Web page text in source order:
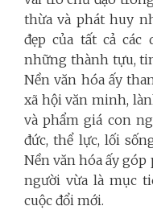
thừa và phát huy
đẹp của tất cả các
những thành tựu,
Nền văn hóa ấy
xã hội văn minh,
và phẩm giá con
đức, thể lực, lối
Nền văn hóa ấy
người vừa là mục
cuộc đổi mới.